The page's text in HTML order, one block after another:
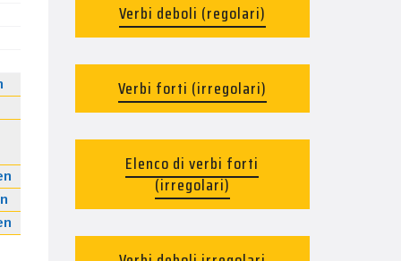
Verbi deboli (regolari)
Verbi forti (irregolari)
Elenco di verbi forti
(irregolari)